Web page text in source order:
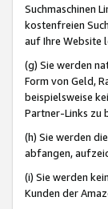
Suchmaschinen
kostenfreien
auf Ihre Website
(g) Sie werden
Form von Geld,
beispielsweise
Partner-Links zu
(h) Sie werden
abfangen,
(i) Sie werden
Kunden der